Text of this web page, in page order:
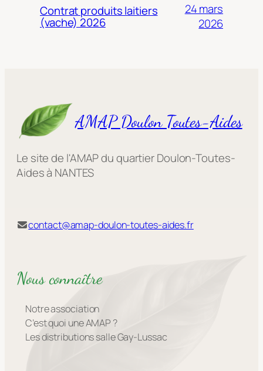
Contrat produits laitiers
(vache) 2026
24 mars
2026
AMAP Doulon Toutes-Aides
Le site de l'AMAP du quartier Doulon-Toutes-
Aides à NANTES
contact@amap-doulon-toutes-aides.fr
Nous connaître
Notre association
C’est quoi une AMAP ?
Les distributions salle Gay-Lussac